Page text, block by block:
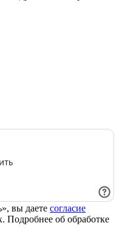
вы даете согласие
Подробнее об обработке